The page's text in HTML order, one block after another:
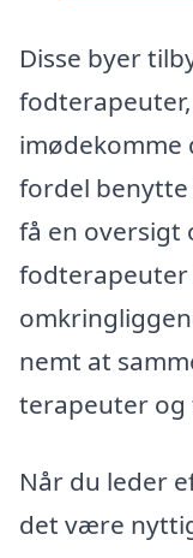
Disse byer
imødekomme
fordel
få en
fodterapeuter
nemt at
terapeuter og
Når du leder
det være